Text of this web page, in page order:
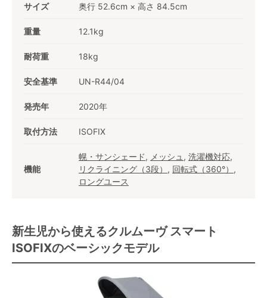
サイズ 奥行 52.6cm × 高さ 84.5cm
重量 12.1kg
耐荷重 18kg
安全基準 UN-R44/04
発売年 2020年
取付方法 ISOFIX
機能
幌・サンシェード, メッシュ , 洗濯機対応,
リクライニング（3段） , 回転式（360°） ,
ロングユース
新生児から使えるクルムーヴ スマート
ISOFIXのベーシックモデル